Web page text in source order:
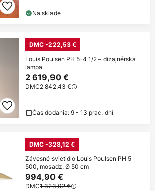
Na sklade
DMC -222,53 €
Louis Poulsen PH 5-4 1/2 – dizajnérska
lampa
2 619,90 €
DMC2 842,43 €
Čas dodania: 9 - 13 prac. dní
DMC -328,12 €
Závesné svietidlo Louis Poulsen PH 5
500, mosadz, Ø 50 cm
994,90 €
DMC1 323,02 €